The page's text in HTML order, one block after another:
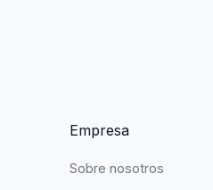
Empresa
Sobre nosotros